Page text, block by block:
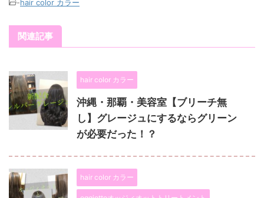
-hair color カラー
関連記事
hair color カラー
沖縄・那覇・美容室【ブリーチ無
し】グレージュにするならグリーン
が必要だった！？
hair color カラー